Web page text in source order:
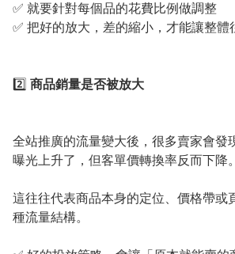
✅ 就要針對每個品的花費比例做調整
✅ 把好的放大，差的縮小，才能讓整體
2️⃣ 商品銷量是否被放大
全站推廣的流量變大後，很多賣家會發
曝光上升了，但客單價轉換率反而下降。
這往往代表商品本身的定位、價格帶或
種流量結構。